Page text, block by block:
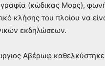
(κώδικας Μορς),
κλήσης του πλοίου να
εκδηλώσεων.
Αβέρωφ